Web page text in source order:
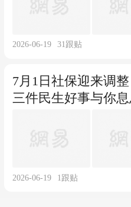
2026-06-19 31跟贴
7月1日社保迎来调
三件民生好事与你
2026-06-19 1跟贴